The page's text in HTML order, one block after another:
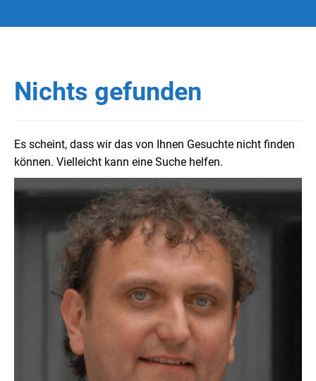
Nichts gefunden
Es scheint, dass wir das von Ihnen Gesuchte nicht finden
können. Vielleicht kann eine Suche helfen.